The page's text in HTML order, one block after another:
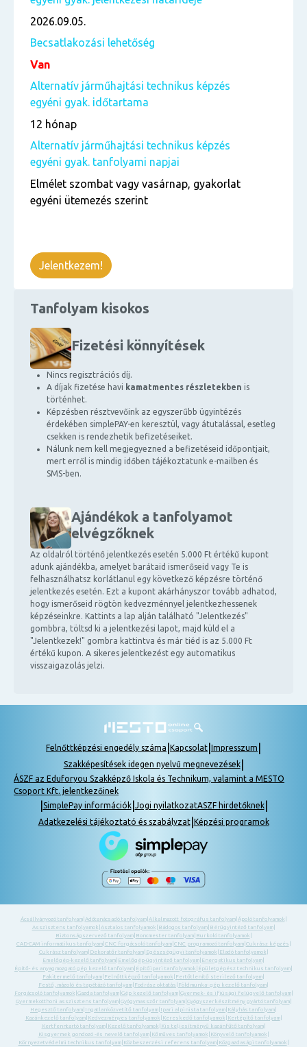
Tanfolyam kisokos
Fizetési könnyítések
Nincs regisztrációs díj.
A díjak fizetése havi kamatmentes részletekben is
történhet.
Képzésben résztvevőink az egyszerűbb ügyintézés
érdekében simplePAY-en keresztül, vagy átutalással, esetleg
csekken is rendezhetik befizetéseiket.
Nálunk nem kell megjegyezned a befizetéseid időpontjait,
mert erről is mindig időben tájékoztatunk e-mailben és
SMS-ben.
Ajándékok a tanfolyamot
elvégzőknek
Az oldalról történő jelentkezés esetén 5.000 Ft értékű kupont
adunk ajándékba, amelyet barátaid ismerőseid vagy Te is
felhasználhatsz korlátlanul egy következő képzésre történő
jelentkezés esetén. Ezt a kupont akárhányszor tovább adhatod,
hogy ismerőseid rögtön kedvezménnyel jelentkezhessenek
képzéseinkre. Kattints a lap alján található "Jelentkezés"
gombbra, töltsd ki a jelentkezési lapot, majd küld el a
"Jelentkezek!" gombra kattintva és már tiéd is az 5.000 Ft
értékű kupon. A sikeres jelentkezést egy automatikus
visszaigazolás jelzi.
2026.09.05.
Becsatlakozási lehetőség
Van
Alternatív járműhajtási technikus képzés
egyéni gyak. időtartama
12 hónap
Alternatív járműhajtási technikus képzés
egyéni gyak. tanfolyami napjai
Elmélet szombat vagy vasárnap, gyakorlat
egyéni ütemezés szerint
Jelentkezem!
Felnőttképzési engedély száma Kapcsolat Impresszum
Szakképesítések idegen nyelvű megnevezések|
ÁSZF az Eduforyou Szakképző Iskola és Technikum, valamint a MESTO
Csoport Kft. jelentkezőinek
SimplePay információk| Jogi nyilatkozatASZF hirdetőknek|
Adatkezelési tájékoztató és szabályzat| Képzési programok
Ácsállványozó tanfolyam| Adótanácsadó tanfolyam| Alkalmazott fotográfus tanfolyam| Ápoló tanfolyamok
Asszisztens tanfolyamok Asztalos tanfolyamok Bádogos tanfolyam| Bérügyintéző tanfolyam|
Biztonságszervező tanfolyam| Boncmester tanfolyam| Burkoló tanfolyamok
CAD-CAM informatikus tanfolyam| CNC forgácsoló tanfolyam| CNC programozó tanfolyam| Cukrász képzés
Cukrász tanfolyam| Dekoratőr tanfolyam| Egészségügyi tanfolyamok Eladó tanfolyamok
Emelőgép-kezelő tanfolyam Emelőgép-ügyintéző tanfolyam Energetikus tanfolyam
Építő- és anyagmozgató gép kezelő tanfolyam Építőipari tanfolyamok Épületgépész technikus tanfolyam
Fakitermelő tanfolyam Felnőttképző tanfolyamok Fertőtlenítő sterilező tanfolyam
Festő, mázoló és tapétázó tanfolyam Fodrász oktatás Földmunka- gép kezelő tanfolyam
Forgácsoló tanfolyamok Gazda tanfolyam| Gép kezelő tanfolyam| Gyermek- és ifjúsági felügyelő tanfolyam|
Gyermekotthoni asszisztens tanfolyam| Gyógymasszőr tanfolyam| Gyógyszerkészítmény gyártó tanfolyam|
Hegesztő tanfolyam Ingatlanközvetítő tanfolyam Ipari alpinista tanfolyam Kályhás tanfolyam
Kazánkezelő tanfolyam| Kedvezményes tanfolyamok Kereskedő tanfolyamok Kertépítő tanfolyam|
Kertfenntartó tanfolyam| Kezelő tanfolyamok Kis teljesítményű kazánfűtő tanfolyam|
Kisgyermek gondozó -és nevelő tanfolyam| Kőműves tanfolyamok Könyvelő tanfolyamok
Környezetvédelmi technikus tanfolyam| Közbeszerzési referens tanfolyam| Közgazdasági tanfolyamok